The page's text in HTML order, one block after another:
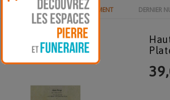
ABONNEMENT DERNIER